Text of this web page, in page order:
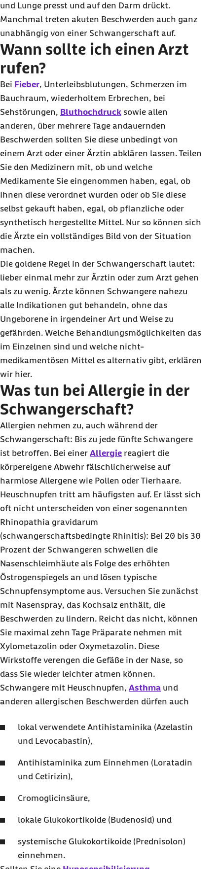
und Lunge presst und auf den Darm drückt.
Manchmal treten akuten Beschwerden auch ganz
unabhängig von einer Schwangerschaft auf.
Wann sollte ich einen Arzt
rufen?
Bei Fieber, Unterleibsblutungen, Schmerzen im
Bauchraum, wiederholtem Erbrechen, bei
Sehstörungen, Bluthochdruck sowie allen
anderen, über mehrere Tage andauernden
Beschwerden sollten Sie diese unbedingt von
einem Arzt oder einer Ärztin abklären lassen. Teilen
Sie den Medizinern mit, ob und welche
Medikamente Sie eingenommen haben, egal, ob
Ihnen diese verordnet wurden oder ob Sie diese
selbst gekauft haben, egal, ob pflanzliche oder
synthetisch hergestellte Mittel. Nur so können sich
die Ärzte ein vollständiges Bild von der Situation
machen.
Die goldene Regel in der Schwangerschaft lautet:
lieber einmal mehr zur Ärztin oder zum Arzt gehen
als zu wenig. Ärzte können Schwangere nahezu
alle Indikationen gut behandeln, ohne das
Ungeborene in irgendeiner Art und Weise zu
gefährden. Welche Behandlungsmöglichkeiten das
im Einzelnen sind und welche nicht-
medikamentösen Mittel es alternativ gibt, erklären
wir hier.
Was tun bei Allergie in der
Schwangerschaft?
Allergien nehmen zu, auch während der
Schwangerschaft: Bis zu jede fünfte Schwangere
ist betroffen. Bei einer Allergie reagiert die
körpereigene Abwehr fälschlicherweise auf
harmlose Allergene wie Pollen oder Tierhaare.
Heuschnupfen tritt am häufigsten auf. Er lässt sich
oft nicht unterscheiden von einer sogenannten
Rhinopathia gravidarum
(schwangerschaftsbedingte Rhinitis): Bei 20 bis 30
Prozent der Schwangeren schwellen die
Nasenschleimhäute als Folge des erhöhten
Östrogenspiegels an und lösen typische
Schnupfensymptome aus. Versuchen Sie zunächst
mit Nasenspray, das Kochsalz enthält, die
Beschwerden zu lindern. Reicht das nicht, können
Sie maximal zehn Tage Präparate nehmen mit
Xylometazolin oder Oxymetazolin. Diese
Wirkstoffe verengen die Gefäße in der Nase, so
dass Sie wieder leichter atmen können.
Schwangere mit Heuschnupfen, Asthma und
anderen allergischen Beschwerden dürfen auch
lokal verwendete Antihistaminika (Azelastin
und Levocabastin),
Antihistaminika zum Einnehmen (Loratadin
und Cetirizin),
Cromoglicinsäure,
lokale Glukokortikoide (Budenosid) und
systemische Glukokortikoide (Prednisolon)
einnehmen.